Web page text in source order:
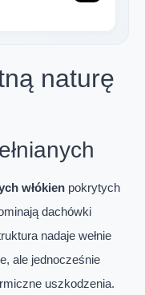
naturę
włókien pokrytych
dachówki
nadaje wełnie
ale jednocześnie
uszkodzenia.